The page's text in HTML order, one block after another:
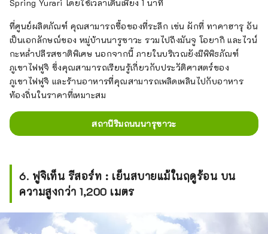
Spring Yurari โดยใช้เวลาเดินเพียง 1 นาที
ที่ศูนย์ผลิตภัณฑ์ คุณสามารถซื้อของที่ระลึก เช่น ผักที่ ทาคาฮารุ อัน
เป็นเอกลักษณ์ของ หมู่บ้านนารูซาวะ รวมไปถึงมันจู โอยากิ และไวน์
กะหล่ำปลีรสชาติพิเศษ นอกจากนี้ ภายในบริเวณยังมีพิพิธภัณฑ์
ภูเขาไฟฟูจิ ซึ่งคุณสามารถเรียนรู้เกี่ยวกับประวัติศาสตร์ของ
ภูเขาไฟฟูจิ และร้านอาหารที่คุณสามารถเพลิดเพลินไปกับอาหาร
ท้องถิ่นในราคาที่เหมาะสม
สถานีริมถนนนารุซาวะ
6. ฟูจิเท็น รีสอร์ท : เย็นสบายแม้ในฤดูร้อน บน
ความสูงกว่า 1,200 เมตร